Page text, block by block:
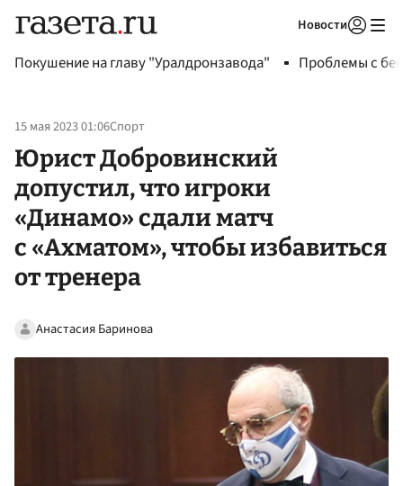
Новости
Покушение на главу "Уралдронзавода" Проблемы с
15 мая 2023 01:06Спорт
Юрист Добровинский
допустил, что игроки
«Динамо» сдали матч
с «Ахматом», чтобы избавиться
от тренера
Анастасия Баринова